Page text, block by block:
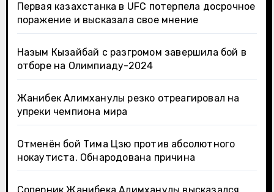
Первая казахстанка в UFC потерпела досрочное
поражение и высказала свое мнение
Назым Кызайбай с разгромом завершила бой в
отборе на Олимпиаду-2024
Жанибек Алимханулы резко отреагировал на
упреки чемпиона мира
Отменён бой Тима Цзю против абсолютного
нокаутиста. Обнародована причина